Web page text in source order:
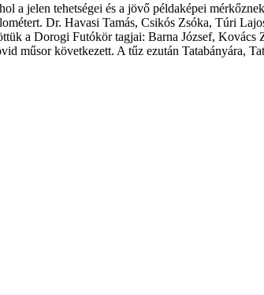
jelen tehetségei és a jövő példaképei
Dr. Havasi Tamás, Csikós Zsóka, Túri
a Dorogi Futókör tagjai: Barna József, Kovács
műsor következett. A tűz ezután Tatabányára,